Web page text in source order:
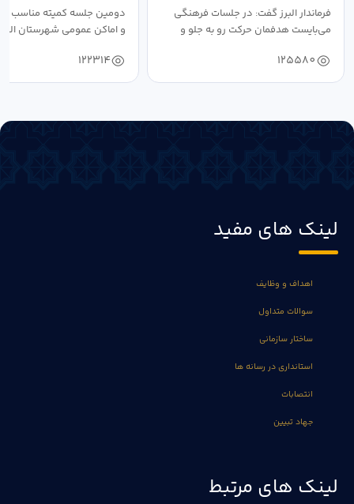
فرماندار البرز گفت: در جلسات فرهنگی
می‌بایست هدفمان حرکت رو به جلو و
125580
دومین جلسه کمیته مناسب
و اماکن عمومی شهرستان
122314
لینک های مفید
اهداف و وظایف
سوالات متداول
ساختار سازمانی
استانداری در رسانه ها
انتصابات
جهاد تبیین
لینک های مرتبط